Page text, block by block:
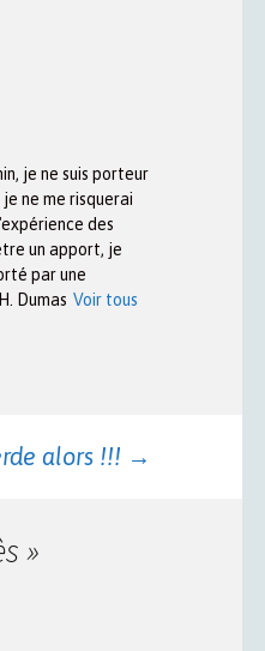
je ne suis porteur
ne me risquerai
des
un apport, je
par une
Dumas Voir tous
alors !!! →
»